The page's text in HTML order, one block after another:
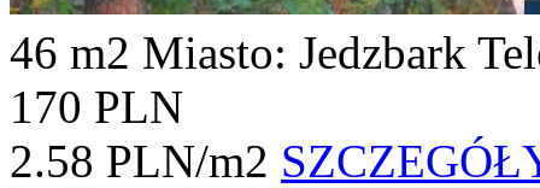
46 m2 Miasto: Jedzbark
170 PLN
2.58 PLN/m2